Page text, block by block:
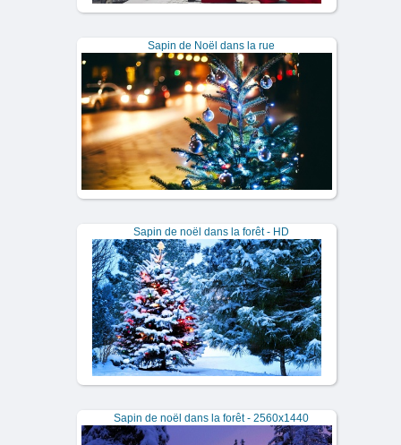
Sapin de Noël dans la rue
Sapin de noël dans la forêt - HD
Sapin de noël dans la forêt - 2560x1440